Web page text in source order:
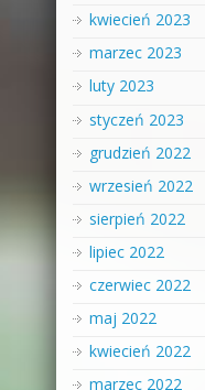
kwiecień 2023
marzec 2023
luty 2023
styczeń 2023
grudzień 2022
wrzesień 2022
sierpień 2022
lipiec 2022
czerwiec 2022
maj 2022
kwiecień 2022
marzec 2022